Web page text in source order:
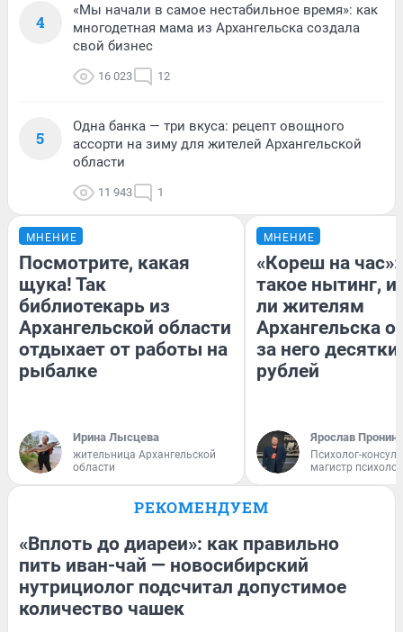
4
«Мы начали в самое нестабильное время»: как
многодетная мама из Архангельска создала
свой бизнес
16 023 12
5
Одна банка — три вкуса: рецепт овощного
ассорти на зиму для жителей Архангельской
области
11 943 1
МНЕНИЕ
Посмотрите, какая
щука! Так
библиотекарь из
Архангельской области
отдыхает от работы на
рыбалке
Ирина Лысцева
жительница Архангельской
области
МНЕНИЕ
«Кореш на
такое нытинг, и
ли жителям
Архангельска
за него
рублей
Ярослав Пронин
Психолог-
магистр
РЕКОМЕНДУЕМ
«Вплоть до диареи»: как правильно
пить иван-чай — новосибирский
нутрициолог подсчитал допустимое
количество чашек